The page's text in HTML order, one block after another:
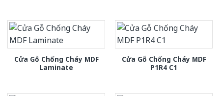
Cửa Gỗ Chống Cháy MDF
Laminate
Cửa Gỗ Chống Cháy MDF
P1R4 C1